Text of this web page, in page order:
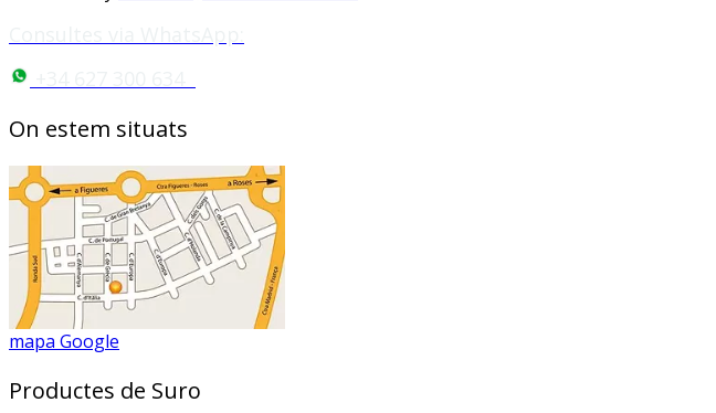
On estem situats
mapa Google
Productes de Suro